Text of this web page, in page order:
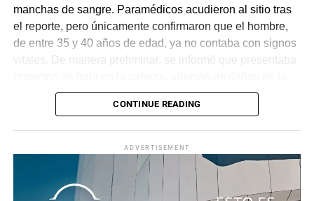
manchas de sangre. Paramédicos acudieron al sitio tras
el reporte, pero únicamente confirmaron que el hombre,
de entre 35 y 40 años de edad, ya no contaba con signos
vitales. De manera preliminar, se informó que presentaba
puerta del lado del conductor.
realizaron las diligencias correspondientes y el
levantamiento del cuerpo. Hasta el momento no se
cuenta con información sobre los agresores, y el cadáver
CONTINUE READING
ADVERTISEMENT